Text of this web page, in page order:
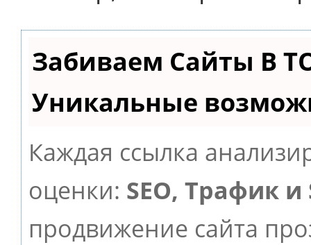
Забиваем Сайты В
Уникальные
Каждая ссылка
оценки: SEO, Трафик и
продвижение сайта